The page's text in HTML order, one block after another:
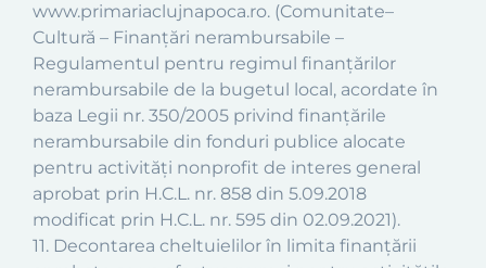
www.primariaclujnapoca.ro. (Comunitate–
Cultură – Finanțări nerambursabile –
Regulamentul pentru regimul finanţărilor
nerambursabile de la bugetul local, acordate în
baza Legii nr. 350/2005 privind finanţările
nerambursabile din fonduri publice alocate
pentru activităţi nonprofit de interes general
aprobat prin H.C.L. nr. 858 din 5.09.2018
modificat prin H.C.L. nr. 595 din 02.09.2021).
11. Decontarea cheltuielilor în limita finanţării